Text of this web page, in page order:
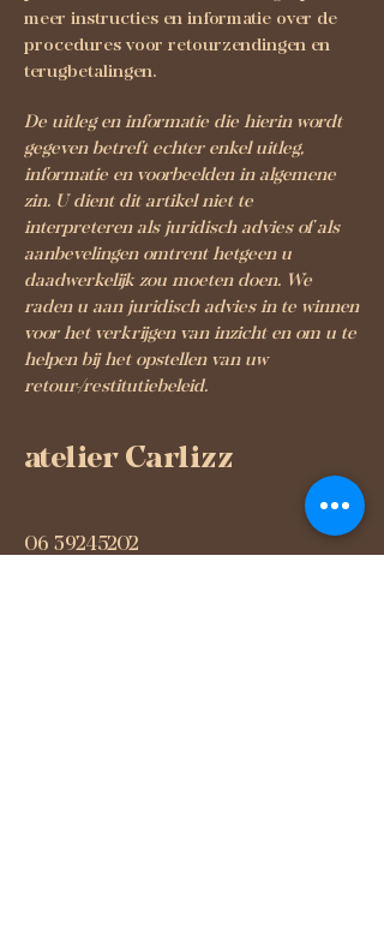
meer instructies en informatie over de
procedures voor retourzendingen en
terugbetalingen.
De uitleg en informatie die hierin wordt
gegeven betreft echter enkel uitleg,
informatie en voorbeelden in algemene
zin. U dient dit artikel niet te
interpreteren als juridisch advies of als
aanbevelingen omtrent hetgeen u
daadwerkelijk zou moeten doen. We
raden u aan juridisch advies in te winnen
voor het verkrijgen van inzicht en om u te
helpen bij het opstellen van uw
retour-/restitutiebeleid.
atelier Carlizz
06 39245202